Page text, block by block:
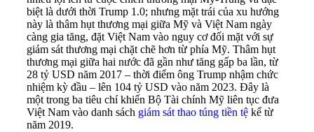
biệt là dưới thời Trump 1.0; nhưng mặt trái của xu hướng
này là thâm hụt thương mại giữa Mỹ và Việt Nam ngày
càng gia tăng, đặt Việt Nam vào nguy cơ đối mặt với sự
giám sát thương mại chặt chẽ hơn từ phía Mỹ. Thâm hụt
thương mại giữa hai nước đã gần như tăng gấp ba lần, từ
28 tỷ USD năm 2017 – thời điểm ông Trump nhậm chức
nhiệm kỳ đầu – lên 104 tỷ USD vào năm 2023. Đây là
một trong ba tiêu chí khiến Bộ Tài chính Mỹ liên tục đưa
Việt Nam vào danh sách giám sát thao túng tiền tệ kể từ
năm 2019.